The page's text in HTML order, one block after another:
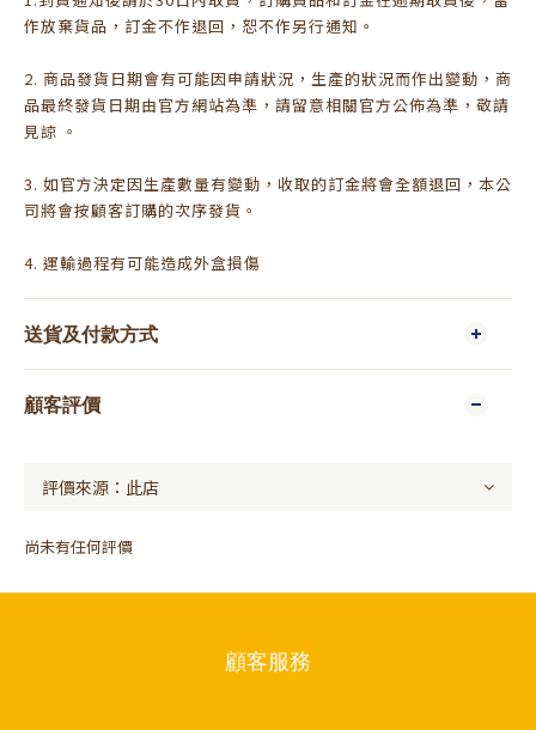
作放棄貨品，訂金不作退回，恕不作另行通知。
2. 商品發貨日期會有可能因申請狀況，生產的狀況而作出變動，商
品最終發貨日期由官方網站為準，請留意相關官方公佈為準，敬請
見諒 。
3. 如官方決定因生產數量有變動，收取的訂金將會全額退回，本公
司將會按顧客訂購的次序發貨。
4. 運輸過程有可能造成外盒損傷
送貨及付款方式
顧客評價
尚未有任何評價
顧客服務